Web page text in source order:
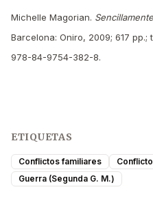
Michelle Magorian.
Barcelona: Oniro, 2009; 617 pp.;
978-84-9754-382-8.
ETIQUETAS
Conflictos familiares
Guerra (Segunda G. M.)